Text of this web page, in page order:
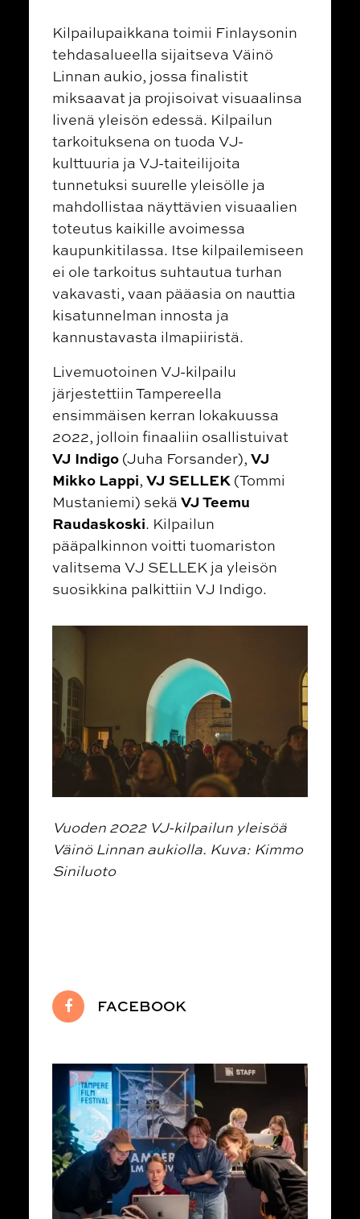
Kilpailupaikkana toimii Finlaysonin
tehdasalueella sijaitseva Väinö
Linnan aukio, jossa finalistit
miksaavat ja projisoivat visuaalinsa
livenä yleisön edessä. Kilpailun
tarkoituksena on tuoda VJ-
kulttuuria ja VJ-taiteilijoita
tunnetuksi suurelle yleisölle ja
mahdollistaa näyttävien visuaalien
toteutus kaikille avoimessa
kaupunkitilassa. Itse kilpailemiseen
ei ole tarkoitus suhtautua turhan
vakavasti, vaan pääasia on nauttia
kisatunnelman innosta ja
kannustavasta ilmapiiristä.
Livemuotoinen VJ-kilpailu
järjestettiin Tampereella
ensimmäisen kerran lokakuussa
2022, jolloin finaaliin osallistuivat
VJ Indigo(Juha Forsander), VJ
Mikko Lappi,VJ SELLEK(Tommi
Mustaniemi) sekä VJ Teemu
Raudaskoski. Kilpailun
pääpalkinnon voitti tuomariston
valitsema VJ SELLEK ja yleisön
suosikkina palkittiin VJ Indigo.
Vuoden 2022 VJ-kilpailun yleisöä
Väinö Linnan aukiolla. Kuva: Kimmo
Siniluoto
FACEBOOK